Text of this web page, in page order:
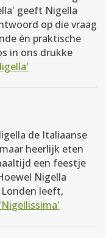
geeft Nigella
op die vraag
én praktische
in ons drukke
de Italiaanse
heerlijk eten
een feestje
Nigella
leeft,